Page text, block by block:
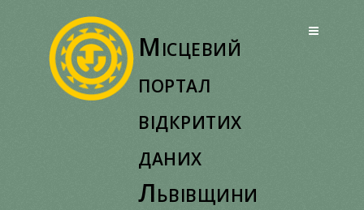
Місцевий
портал
відкритих
даних
Львівщини